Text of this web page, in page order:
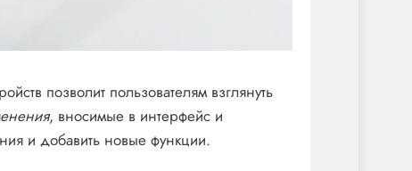
позволит пользователям взглянуть
, вносимые в интерфейс и
и добавить новые функции.